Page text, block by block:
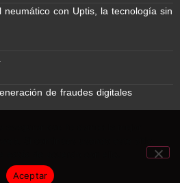
con Uptis, la tecnología sin
de fraudes digitales
Aceptar